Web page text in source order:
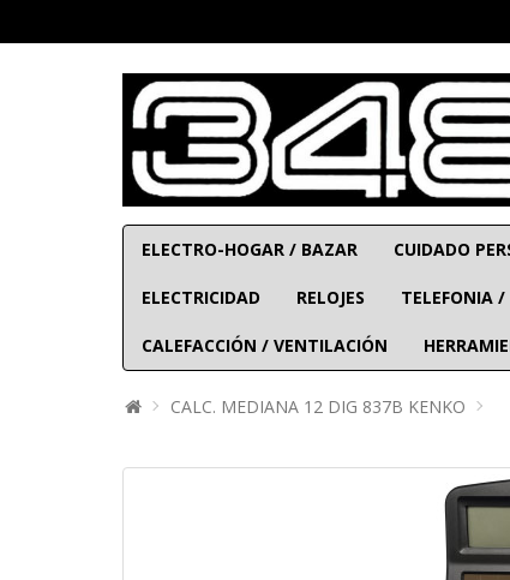
ELECTRO-HOGAR / BAZAR CUIDADO
ELECTRICIDAD RELOJES TELEFONIA /
CALEFACCIÓN / VENTILACIÓN
CALC. MEDIANA 12 DIG 837B KENKO